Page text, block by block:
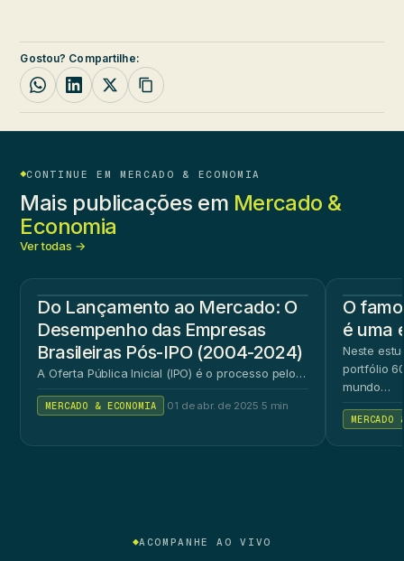
Gostou? Compartilhe:
CONTINUE EM MERCADO & ECONOMIA
Mais publicações em Mercado &
Economia
Ver todas →
Do Lançamento ao Mercado: O
Desempenho das Empresas
Brasileiras Pós-IPO (2004-2024)
A Oferta Pública Inicial (IPO) é o processo pelo…
MERCADO & ECONOMIA 01 de abr. de 2025 5 min
O
é uma
Neste
portfólio
mundo…
MERCADO
ACOMPANHE AO VIVO